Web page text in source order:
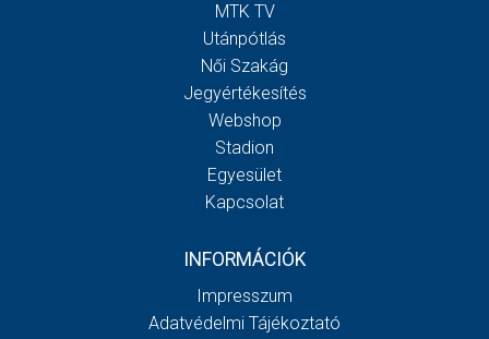
MTK TV
Utánpótlás
Női Szakág
Jegyértékesítés
Webshop
Stadion
Egyesület
Kapcsolat
INFORMÁCIÓK
Impresszum
Adatvédelmi Tájékoztató